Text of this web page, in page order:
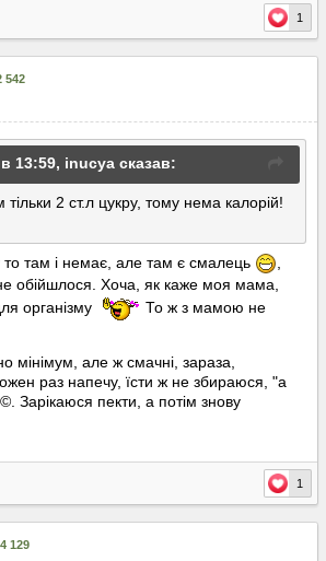
1
542
13:59, inucya сказав:
2 ст.л цукру, тому нема калорiй!
то там і немає, але там є смалець
обійшлося. Хоча, як каже моя мама,
організму
То ж з мамою не
мінімум, але ж смачні, зараза,
раз напечу, їсти ж не збираюся, "а
Зарікаюся пекти, а потім знову
1
4 129